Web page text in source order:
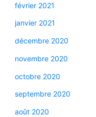
février 2021
janvier 2021
décembre 2020
novembre 2020
octobre 2020
septembre 2020
août 2020